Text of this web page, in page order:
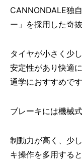
CANNONDALE独
ー」を採用した奇
タイヤが小さく少
安定性があり快適
通学におすすめです
ブレーキには機械
制動力が高く、少
キ操作を多用する